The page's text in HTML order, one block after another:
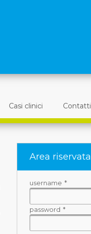
Casi clinici Contatti
Area riservata
username *
password *